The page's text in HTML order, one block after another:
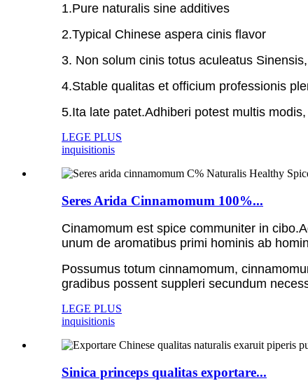
1.Pure naturalis sine additives
2.Typical Chinese aspera cinis flavor
3. Non solum cinis totus aculeatus
4.Stable qualitas et officium professionis
5.Ita late patet.Adhiberi potest multis
LEGE PLUS
inquisitionis
Seres Arida Cinnamomum 100%...
Cinamomum est spice communiter in
unum de aromatibus primi hominis ab
Possumus totum cinnamomum,
gradibus possent suppleri secundum
LEGE PLUS
inquisitionis
Sinica princeps qualitas exportare...